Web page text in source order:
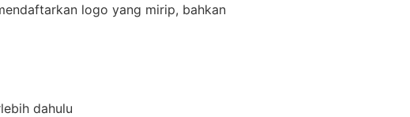
logo yang mirip, bahkan
dahulu